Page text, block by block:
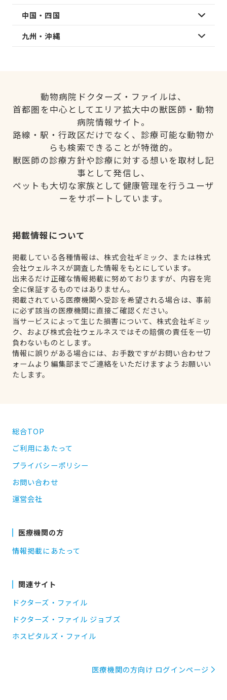
中国・四国
九州・沖縄
動物病院ドクターズ・ファイルは、
首都圏を中心としてエリア拡大中の獣医師・動物
病院情報サイト。
路線・駅・行政区だけでなく、診療可能な動物か
らも検索できることが特徴的。
獣医師の診療方針や診療に対する想いを取材し記
事として発信し、
ペットも大切な家族として健康管理を行うユーザ
ーをサポートしています。
掲載情報について
掲載している各種情報は、株式会社ギミック、または株式
会社ウェルネスが調査した情報をもとにしています。
出来るだけ正確な情報掲載に努めておりますが、内容を完
全に保証するものではありません。
掲載されている医療機関へ受診を希望される場合は、事前
に必ず該当の医療機関に直接ご確認ください。
当サービスによって生じた損害について、株式会社ギミッ
ク、および株式会社ウェルネスではその賠償の責任を一切
負わないものとします。
情報に誤りがある場合には、お手数ですがお問い合わせフ
ォームより編集部までご連絡をいただけますようお願いい
たします。
総合TOP
ご利用にあたって
プライバシーポリシー
お問い合わせ
運営会社
医療機関の方
情報掲載にあたって
関連サイト
ドクターズ・ファイル
ドクターズ・ファイル ジョブズ
ホスピタルズ・ファイル
医療機関の方向け ログインページ